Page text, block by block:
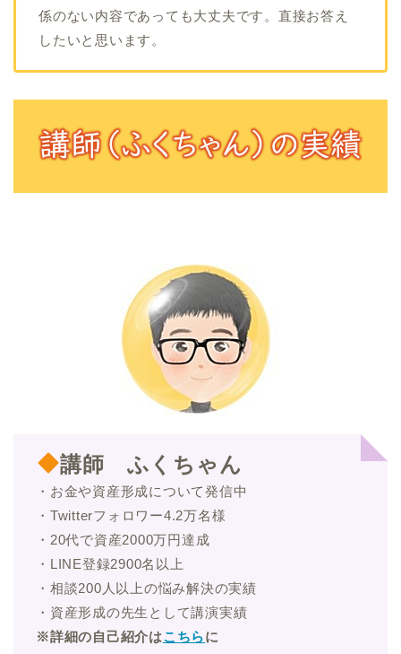
係のない内容であっても大丈夫です。直接お答え
したいと思います。
講師 ふくちゃん
・お金や資産形成について発信中
・Twitterフォロワー4.2万名様
・20代で資産2000万円達成
・LINE登録2900名以上
・相談200人以上の悩み解決の実績
・資産形成の先生として講演実績
※詳細の自己紹介はこちらに